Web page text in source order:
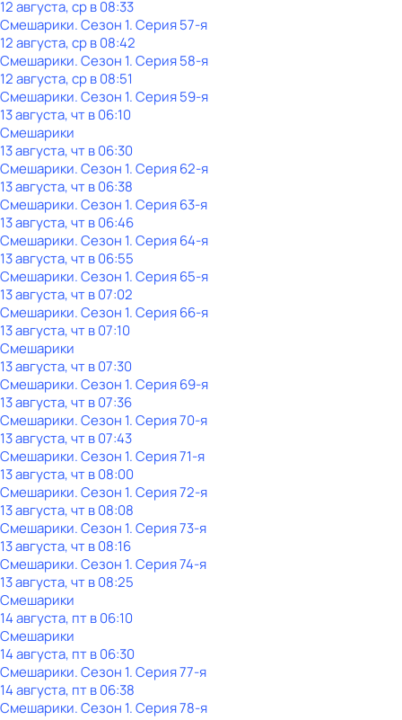
12 августа, ср в 08:33
Смешарики. Сезон 1. Серия 57-я
12 августа, ср в 08:42
Смешарики. Сезон 1. Серия 58-я
12 августа, ср в 08:51
Смешарики. Сезон 1. Серия 59-я
13 августа, чт в 06:10
Смешарики
13 августа, чт в 06:30
Смешарики. Сезон 1. Серия 62-я
13 августа, чт в 06:38
Смешарики. Сезон 1. Серия 63-я
13 августа, чт в 06:46
Смешарики. Сезон 1. Серия 64-я
13 августа, чт в 06:55
Смешарики. Сезон 1. Серия 65-я
13 августа, чт в 07:02
Смешарики. Сезон 1. Серия 66-я
13 августа, чт в 07:10
Смешарики
13 августа, чт в 07:30
Смешарики. Сезон 1. Серия 69-я
13 августа, чт в 07:36
Смешарики. Сезон 1. Серия 70-я
13 августа, чт в 07:43
Смешарики. Сезон 1. Серия 71-я
13 августа, чт в 08:00
Смешарики. Сезон 1. Серия 72-я
13 августа, чт в 08:08
Смешарики. Сезон 1. Серия 73-я
13 августа, чт в 08:16
Смешарики. Сезон 1. Серия 74-я
13 августа, чт в 08:25
Смешарики
14 августа, пт в 06:10
Смешарики
14 августа, пт в 06:30
Смешарики. Сезон 1. Серия 77-я
14 августа, пт в 06:38
Смешарики. Сезон 1. Серия 78-я